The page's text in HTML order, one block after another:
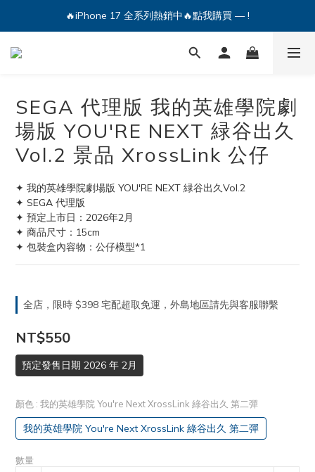
🔥iPhone 17 全系列熱銷中🔥點我購買 — !
💕加入Q哥 Line 新好友領優惠券！🎫
🔥iPhone 17 全系列熱銷中🔥點我購買 — !
SEGA 代理版 我的英雄學院劇
場版 YOU'RE NEXT 緑谷出久
Vol.2 景品 XrossLink 公仔
✦ 我的英雄學院劇場版 YOU'RE NEXT 緑谷出久Vol.2
✦ SEGA 代理版
✦ 預定上市日：2026年2月
✦ 商品尺寸：15cm
✦ 包裝盒內容物：公仔模型*1
全店，限時 $398 宅配超取免運，外島地區請先與客服聯繫
NT$550
預定發售日期 2026 年 2月
顏色 : 我的英雄學院 You're Next XrossLink 綠谷出久 第二彈
我的英雄學院 You're Next XrossLink 綠谷出久 第二彈
數量